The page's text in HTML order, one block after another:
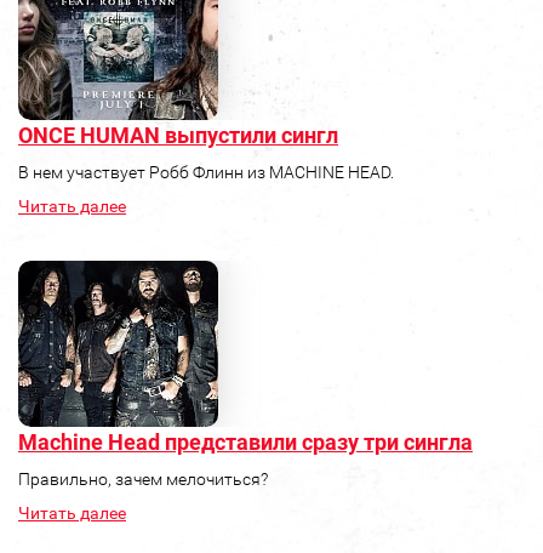
ONCE HUMAN выпустили сингл
В нем участвует Робб Флинн из MACHINE HEAD.
Читать далее
Machine Head представили сразу три сингла
Правильно, зачем мелочиться?
Читать далее